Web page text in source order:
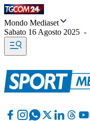
Mondo Mediaset
Sabato 16 Agosto 2025 -